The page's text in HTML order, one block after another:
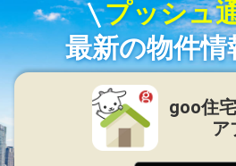
プッシュ
最新の物件情
goo住
ア